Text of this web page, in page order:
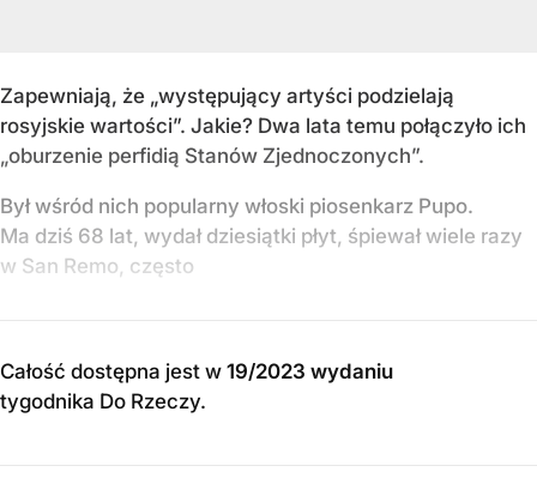
Zapewniają, że „występujący artyści podzielają
rosyjskie wartości”. Jakie? Dwa lata temu połączyło ich
„oburzenie perfidią Stanów Zjednoczonych”.
Był wśród nich popularny włoski piosenkarz Pupo.
Ma dziś 68 lat, wydał dziesiątki płyt, śpiewał wiele razy
w San Remo, często
Całość dostępna jest w 19/2023 wydaniu
tygodnika Do Rzeczy.